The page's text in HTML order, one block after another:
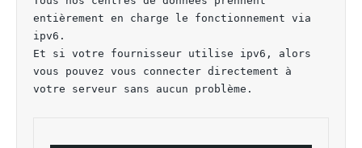
entièrement en charge le fonctionnement via
ipv6.
Et si votre fournisseur utilise ipv6, alors
vous pouvez vous connecter directement à
votre serveur sans aucun problème.